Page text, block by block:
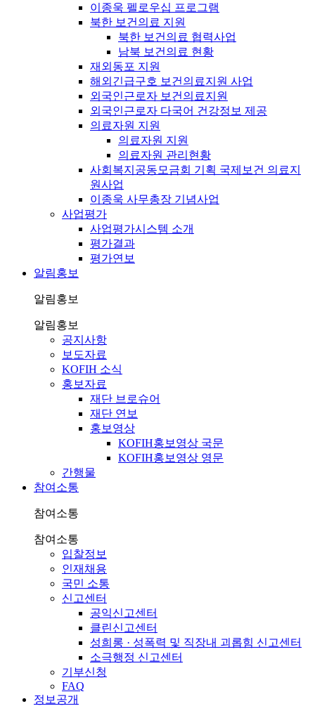
이종욱 펠로우십 프로그램
북한 보건의료 지원
북한 보건의료 협력사업
남북 보건의료 현황
재외동포 지원
해외긴급구호 보건의료지원 사업
외국인근로자 보건의료지원
외국인근로자 다국어 건강정보 제공
의료자원 지원
의료자원 지원
의료자원 관리현황
사회복지공동모금회 기획 국제보건 의료지
원사업
이종욱 사무총장 기념사업
사업평가
사업평가시스템 소개
평가결과
평가연보
알림홍보
알림홍보
알림홍보
공지사항
보도자료
KOFIH 소식
홍보자료
재단 브로슈어
재단 연보
홍보영상
KOFIH홍보영상 국문
KOFIH홍보영상 영문
간행물
참여소통
참여소통
참여소통
입찰정보
인재채용
국민 소통
신고센터
공익신고센터
클린신고센터
성희롱 · 성폭력 및 직장내 괴롭힘 신고센터
소극행정 신고센터
기부신청
FAQ
정보공개